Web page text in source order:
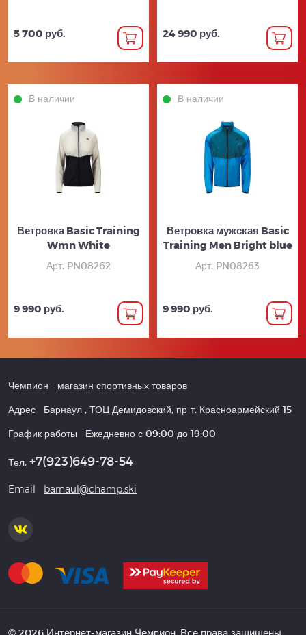
5 700 руб. 24 990 руб.
В наличии
Ветровка Basic Training
Wmn White
Арт. PN08262
9 990 руб.
В наличии
Ветровка мужская Basic
Training Men Bright blue
Арт. PN08263
9 990 руб.
Чемпион - магазин спортивных товаров
Адрес Барнаул , ТОЦ Демидовский, пр-т. Красноармейский 15
График работы Ежедневно с 09:00 до 19:00
Тел. +7(923)649-78-54
Email barnaul@champ.ski
© 2026 Интернет-магазин Чемпион. Все права защищены